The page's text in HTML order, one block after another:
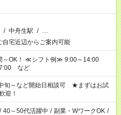
/ 中舟生駅 / …
宅近辺からご案内可能
9:00～14:00
など
中旬～など開始日相談可 ★まずはお試
迎！
/ 40～50代活躍中 / 副業・WワークOK /